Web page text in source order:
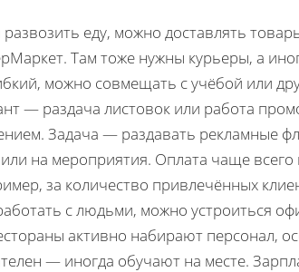
развозить еду, можно доставлять
Там тоже нужны курьеры, а
можно совмещать с учёбой или
— раздача листовок или работа
Задача — раздавать рекламные
на мероприятия. Оплата чаще
за количество привлечённых
с людьми, можно устроиться
активно набирают персонал,
— иногда обучают на месте.